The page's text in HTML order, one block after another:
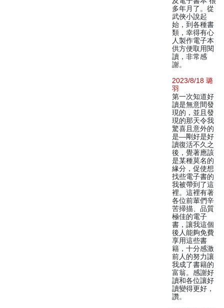
多年月了。從
武俠小說起
始，到各種書
類，幸得有心
人製作電子本
供方便取用閱
讀，非常感
謝。
2023/8/18 璐
羽
第一次知道好
讀是無意間發
現的，並且發
現的那天令我
驚喜且意外的
是—剛好是好
讀復活不久之
後，覺著應該
是某種莫名的
緣分，促使想
找些電子書的
我被帶到了這
裡。這裡有著
各位前輩們辛
苦掃描、品質
極佳的電子
書，讓我這個
後人能夠免費
享用這些書
籍，十分感激
前人的努力讓
我成了書籍的
富翁。感謝好
讀和各位讓好
讀變得更好，
讚。